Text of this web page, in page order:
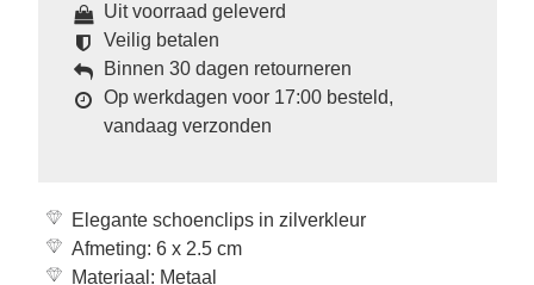
Uit voorraad geleverd
Veilig betalen
Binnen 30 dagen retourneren
Op werkdagen voor 17:00 besteld,
vandaag verzonden
Elegante schoenclips in zilverkleur
Afmeting: 6 x 2.5 cm
Materiaal: Metaal